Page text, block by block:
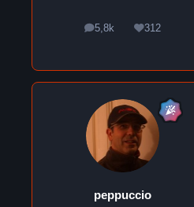
5,8k
messages312
Réputation
peppuccio